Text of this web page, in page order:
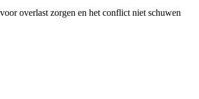
overlast zorgen en het conflict niet schuwen